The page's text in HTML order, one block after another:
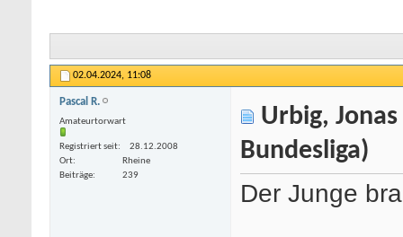
02.04.2024, 11:08
Pascal R.
Amateurtorwart
Registriert seit
28.12.2008
Ort
Rheine
Beiträge
239
Urbig,
Bundesliga)
Der Junge